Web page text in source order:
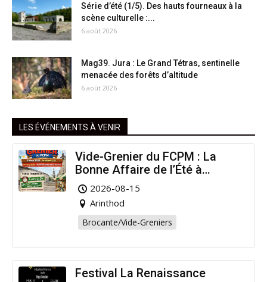
Série d’été (1/5). Des hauts fourneaux à la
scène culturelle :...
6 août 2026
Mag39. Jura : Le Grand Tétras, sentinelle
menacée des forêts d’altitude
6 août 2026
LES ÉVÉNEMENTS À VENIR
Vide-Grenier du FCPM : La
Bonne Affaire de l’Été à
Arinthod !
2026-08-15
Arinthod
Brocante/Vide-Greniers
Festival La Renaissance